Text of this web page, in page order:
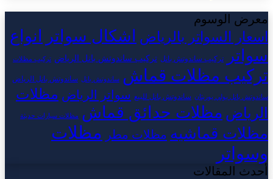
معرض الوسوم
اسعار السواتر بالرياض اشكال سواتر
انواع
سواتر
تركيب ساندوتش بانل تركيب ساندوتش بانل الرياض تركيب مظلات
تركيب مظلات قماش ساندوتش بانل ساندوتش بانل الرياض
ساندوتش بانل بولي يوريثان ساندوتش بانل للبيع سواتر الرياض مظلات
الرياض مظلات حدائق قماش مظلات سيارات حديثة
مظلات قماشيه مظلات مطر مظلات
وسواتر
أحدث المقالات